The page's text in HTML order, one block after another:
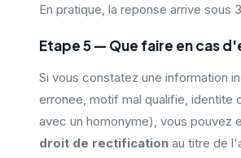
En pratique, la reponse arrive sous
Etape 5 — Que faire en cas
Si vous constatez une information
erronee, motif mal qualifie, identite
avec un homonyme), vous pouvez
droit de rectification au titre de